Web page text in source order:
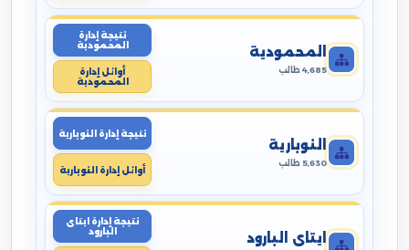
المحمودية
4,685 طالب
نتيجة إدارة
المحمودية
أوائل إدارة
المحمودية
النوبارية
5,630 طالب
نتيجة إدارة النوبارية
أوائل إدارة النوبارية
ايتاى البارود
نتيجة إدارة ايتاى
البارود